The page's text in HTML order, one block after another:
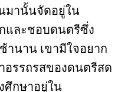
มานั้นจัดอยู่ใน
และชอบดนตรีซึ่ง
านาน เขามีใจอยาก
อรรถรสของดนตรีสด
ศึกษาอยู่ใน